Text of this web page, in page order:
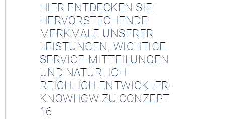
HIER ENTDECKEN SIE:
HERVORSTECHENDE
MERKMALE UNSERER
LEISTUNGEN, WICHTIGE
SERVICE-MITTEILUNGEN
UND NATÜRLICH
REICHLICH ENTWICKLER-
KNOWHOW ZU CONZEPT
16